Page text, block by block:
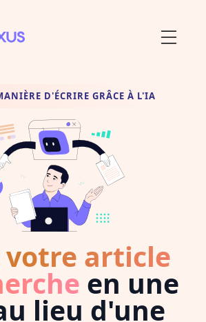
D'ÉCRIRE GRÂCE À L'IA
votre article
en une
lieu d'une